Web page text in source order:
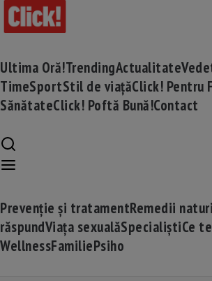
Ultima Oră!TrendingActualitate
TimeSportStil de viațăClick! Pentru
SănătateClick! Poftă Bună!Contact
Prevenție și tratamentRemedii
răspundViața sexualăSpecialiștiCe
WellnessFamiliePsiho